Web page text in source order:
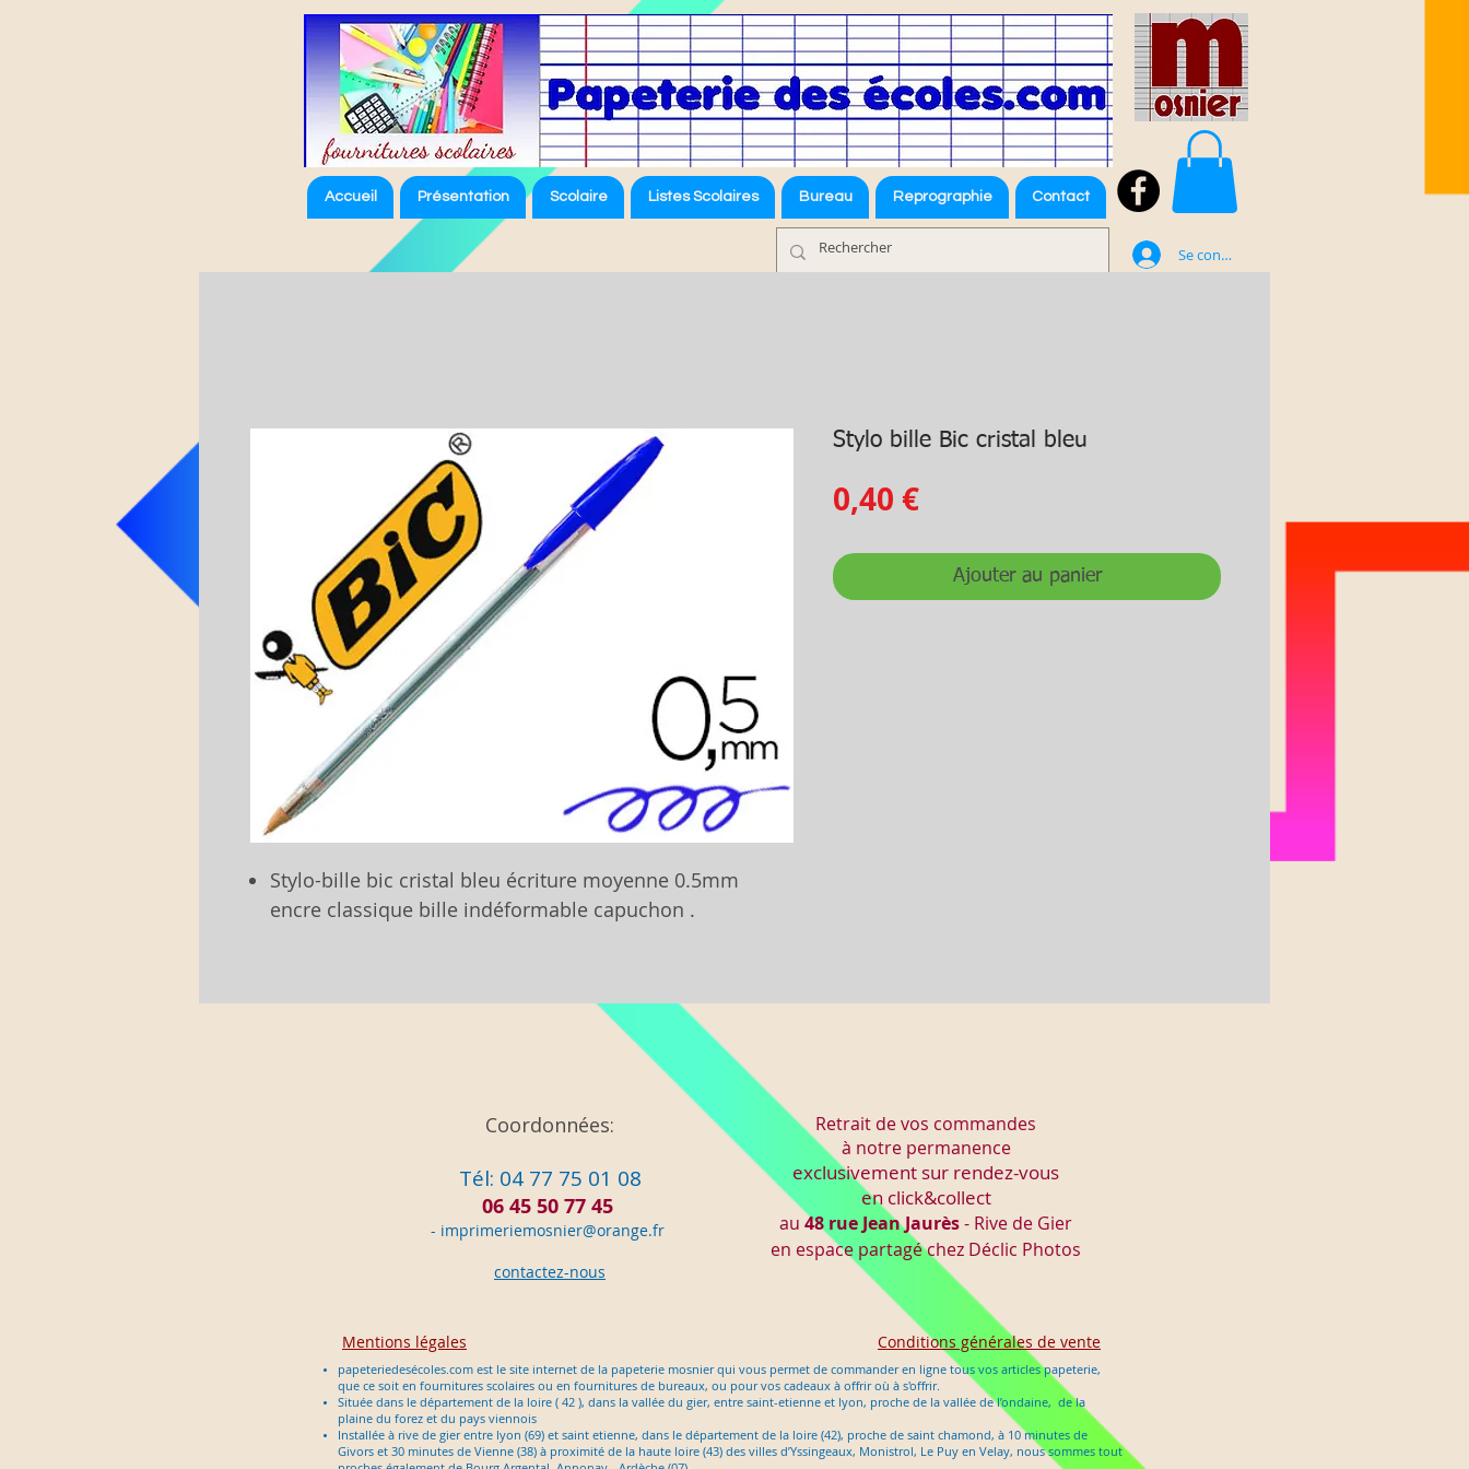
Accueil Présentation Scolaire Listes Scolaires Bureau Reprographie Contact
Se connecter
Stylo-bille bic cristal bleu écriture moyenne 0.5mm
encre classique bille indéformable capuchon .
Stylo bille Bic cristal bleu
0,40 €Prix
Ajouter au panier
Coordonnées:
Tél: 04 77 75 01 08
06 45 50 77 45
- imprimeriemosnier@orange.fr
contactez-nous
Retrait de vos commandes
à notre permanence
exclusivement sur rendez-vous
en click&collect
au 48 rue Jean Jaurès- Rive de Gier
en espace partagé chez Déclic Photos
Mentions légales Conditions générales de vente
papeteriedesécoles.com est le site internet de la papeterie mosnier qui vous permet de commander en ligne tous vos articles papeterie,
que ce soit en fournitures scolaires ou en fournitures de bureaux, ou pour vos cadeaux à offrir où à s'offrir.
Située dans le département de la loire ( 42 ), dans la vallée du gier, entre saint-etienne et lyon, proche de la vallée de l’ondaine, de la
plaine du forez et du pays viennois
Installée à rive de gier entre lyon (69) et saint etienne, dans le département de la loire (42), proche de saint chamond, à 10 minutes de
Givors et 30 minutes de Vienne (38) à proximité de la haute loire (43) des villes d’Yssingeaux, Monistrol, Le Puy en Velay, nous sommes tout